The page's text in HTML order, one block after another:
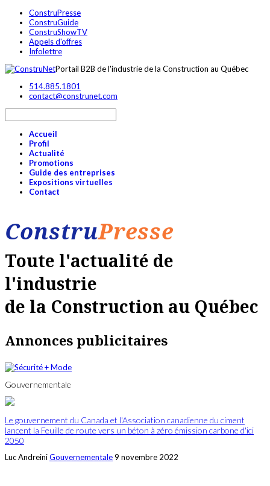
ConstruPresse
ConstruGuide
ConstruShowTV
Appels d'offres
Infolettre
Portail B2B de l'industrie de la Construction au Québec
514.885.1801
contact@construnet.com
Accueil
Profil
Actualité
Promotions
Guide des entreprises
Expositions virtuelles
Contact
ConstruPresse
Toute l'actualité de
l'industrie
de la Construction au Québec
Annonces publicitaires
Gouvernementale
Le gouvernement du Canada et l'Association canadienne du ciment
lancent la Feuille de route vers un béton à zéro émission carbone d'ici
2050
Luc AndreiniGouvernementale9 novembre 2022